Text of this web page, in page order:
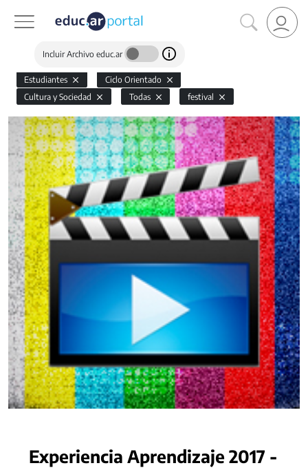
Incluir Archivo educ.ar
Estudiantes
Ciclo Orientado
Cultura y Sociedad
Todas festival
Experiencia Aprendizaje 2017 -